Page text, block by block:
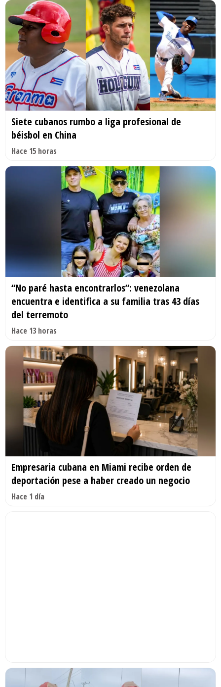
Siete cubanos rumbo a liga profesional de
béisbol en China
Hace 15 horas
“No paré hasta encontrarlos”: venezolana
encuentra e identifica a su familia tras 43 días
del terremoto
Hace 13 horas
Empresaria cubana en Miami recibe orden de
deportación pese a haber creado un negocio
Hace 1 día